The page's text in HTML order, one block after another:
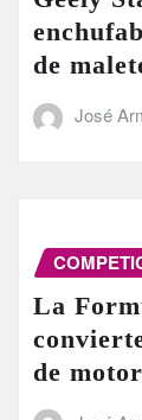
de
José
La
de